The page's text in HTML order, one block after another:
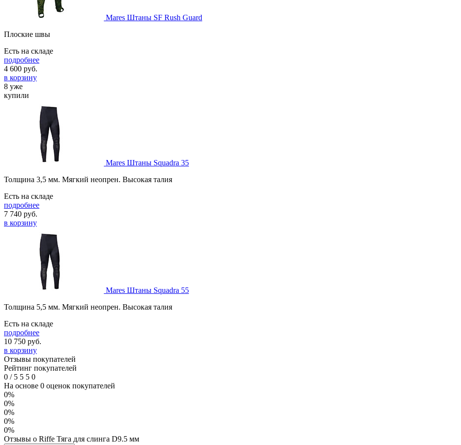
Mares Штаны SF Rush Guard
Плоские швы
Есть на складе
подробнее
4 600 руб.
в корзину
8 уже
купили
Mares Штаны Squadra 35
Толщина 3,5 мм. Мягкий неопрен. Высокая талия
Есть на складе
подробнее
7 740 руб.
в корзину
Mares Штаны Squadra 55
Толщина 5,5 мм. Мягкий неопрен. Высокая талия
Есть на складе
подробнее
10 750 руб.
в корзину
Отзывы покупателей
Рейтинг покупателей
0 /5 5 5 0
На основе 0 оценок покупателей
0%
0%
0%
0%
0%
Отзывы о Riffe Тяга для слинга D9.5 мм